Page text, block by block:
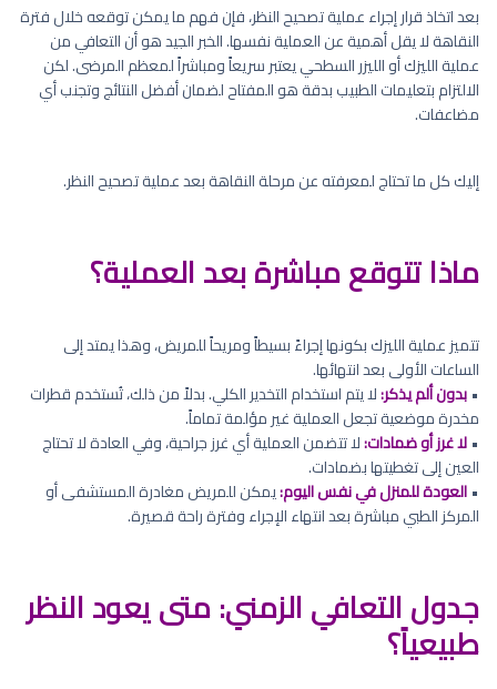
بعد اتخاذ قرار إجراء عملية تصحيح النظر، فإن فهم ما يمكن توقعه خلال فترة
النقاهة لا يقل أهمية عن العملية نفسها. الخبر الجيد هو أن التعافي من
عملية الليزك أو الليزر السطحي يعتبر سريعاً ومباشراً لمعظم المرضى. لكن
الالتزام بتعليمات الطبيب بدقة هو المفتاح لضمان أفضل النتائج وتجنب أي
مضاعفات.
إليك كل ما تحتاج لمعرفته عن مرحلة النقاهة بعد عملية تصحيح النظر.
ماذا تتوقع مباشرة بعد العملية؟
تتميز عملية الليزك بكونها إجراءً بسيطاً ومريحاً للمريض، وهذا يمتد إلى
الساعات الأولى بعد انتهائها.
•بدون ألم يذكر:لا يتم استخدام التخدير الكلي. بدلاً من ذلك، تُستخدم قطرات
مخدرة موضعية تجعل العملية غير مؤلمة تماماً.
•لا غرز أو ضمادات:لا تتضمن العملية أي غرز جراحية، وفي العادة لا تحتاج
العين إلى تغطيتها بضمادات.
•العودة للمنزل في نفس اليوم:يمكن للمريض مغادرة المستشفى أو
المركز الطبي مباشرة بعد انتهاء الإجراء وفترة راحة قصيرة.
جدول التعافي الزمني: متى يعود النظر
طبيعياً؟